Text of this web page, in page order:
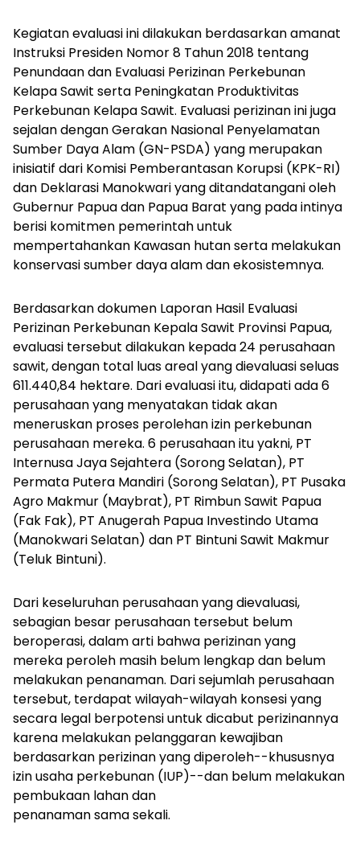
Kegiatan evaluasi ini dilakukan berdasarkan amanat
Instruksi Presiden Nomor 8 Tahun 2018 tentang
Penundaan dan Evaluasi Perizinan Perkebunan
Kelapa Sawit serta Peningkatan Produktivitas
Perkebunan Kelapa Sawit. Evaluasi perizinan ini juga
sejalan dengan Gerakan Nasional Penyelamatan
Sumber Daya Alam (GN-PSDA) yang merupakan
inisiatif dari Komisi Pemberantasan Korupsi (KPK-RI)
dan Deklarasi Manokwari yang ditandatangani oleh
Gubernur Papua dan Papua Barat yang pada intinya
berisi komitmen pemerintah untuk
mempertahankan Kawasan hutan serta melakukan
konservasi sumber daya alam dan ekosistemnya.
Berdasarkan dokumen Laporan Hasil Evaluasi
Perizinan Perkebunan Kepala Sawit Provinsi Papua,
evaluasi tersebut dilakukan kepada 24 perusahaan
sawit, dengan total luas areal yang dievaluasi seluas
611.440,84 hektare. Dari evaluasi itu, didapati ada 6
perusahaan yang menyatakan tidak akan
meneruskan proses perolehan izin perkebunan
perusahaan mereka. 6 perusahaan itu yakni, PT
Internusa Jaya Sejahtera (Sorong Selatan), PT
Permata Putera Mandiri (Sorong Selatan), PT Pusaka
Agro Makmur (Maybrat), PT Rimbun Sawit Papua
(Fak Fak), PT Anugerah Papua Investindo Utama
(Manokwari Selatan) dan PT Bintuni Sawit Makmur
(Teluk Bintuni).
Dari keseluruhan perusahaan yang dievaluasi,
sebagian besar perusahaan tersebut belum
beroperasi, dalam arti bahwa perizinan yang
mereka peroleh masih belum lengkap dan belum
melakukan penanaman. Dari sejumlah perusahaan
tersebut, terdapat wilayah-wilayah konsesi yang
secara legal berpotensi untuk dicabut perizinannya
karena melakukan pelanggaran kewajiban
berdasarkan perizinan yang diperoleh--khususnya
izin usaha perkebunan (IUP)--dan belum melakukan
pembukaan lahan dan
penanaman sama sekali.